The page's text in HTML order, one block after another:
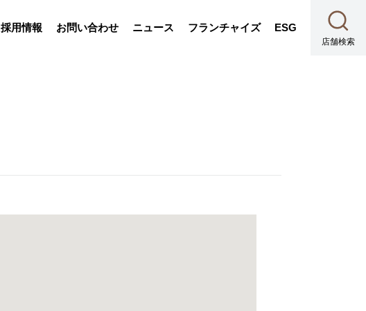
採用情報 お問い合わせ ニュース フランチャイズ ESG
店舗検索